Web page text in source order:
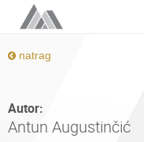
natrag
Autor:
Antun Augustinčić